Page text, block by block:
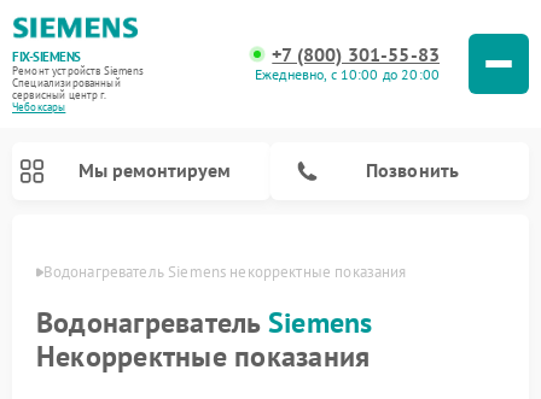
FIX-SIEMENS
Ремонт устройств Siemens
Специализированный
cервисный центр г.
Чебоксары
+7 (800) 301-55-83
Ежедневно, с 10:00 до 20:00
Мы ремонтируем Позвонить
Водонагреватель Siemens некорректные показания
ВодонагревательSiemens
Некорректные показания